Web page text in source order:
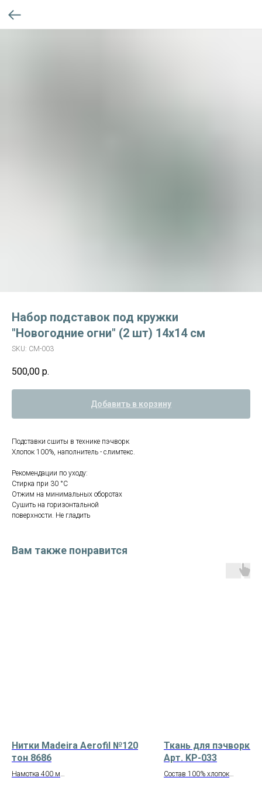
Набор подставок под кружки
"Новогодние огни" (2 шт) 14х14 см
SKU: СМ-003
500,00 р.
Добавить в корзину
Подставки сшиты в технике пэчворк
Хлопок 100%, наполнитель - слимтекс.
Рекомендации по уходу:
Стирка при 30 °C
Отжим на минимальных оборотах
Сушить на горизонтальной
поверхности. Не гладить
Вам также понравится
Нитки Madeira Aerofil №120
тон 8686
Намотка 400 м
Ткань для пэчворка
Арт. KP-033
Состав 100% хлопок